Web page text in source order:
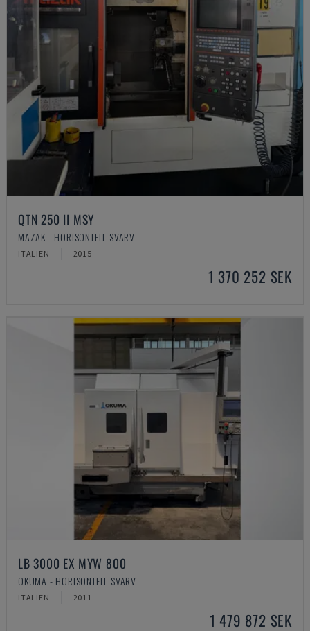
QTN 250 II MSY
MAZAK - HORISONTELL SVARV
ITALIEN 2015
1 370 252 SEK
LB 3000 EX MYW 800
OKUMA - HORISONTELL SVARV
ITALIEN 2011
1 479 872 SEK